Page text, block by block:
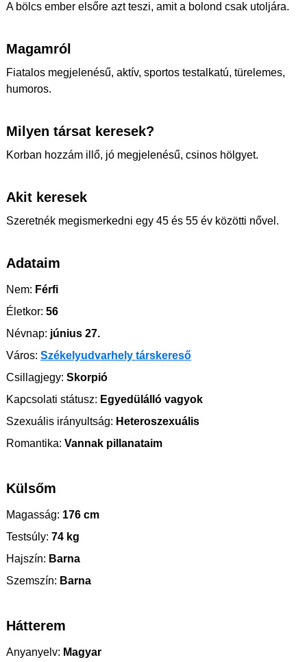
A bölcs ember elsőre azt teszi, amit a bolond csak utoljára.
Magamról
Fiatalos megjelenésű, aktív, sportos testalkatú, türelemes,
humoros.
Milyen társat keresek?
Korban hozzám illő, jó megjelenésű, csinos hölgyet.
Akit keresek
Szeretnék megismerkedni egy 45 és 55 év közötti nővel.
Adataim
Nem: Férfi
Életkor: 56
Névnap: június 27.
Város: Székelyudvarhely társkereső
Csillagjegy: Skorpió
Kapcsolati státusz: Egyedülálló vagyok
Szexuális irányultság: Heteroszexuális
Romantika: Vannak pillanataim
Külsőm
Magasság: 176 cm
Testsúly: 74 kg
Hajszín: Barna
Szemszín: Barna
Hátterem
Anyanyelv: Magyar